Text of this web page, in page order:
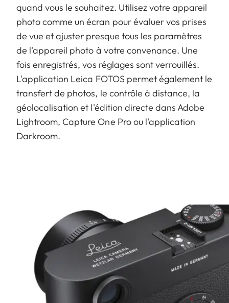
quand vous le souhaitez. Utilisez votre appareil
photo comme un écran pour évaluer vos prises
de vue et ajuster presque tous les paramètres
de l'appareil photo à votre convenance. Une
fois enregistrés, vos réglages sont verrouillés.
L'application Leica FOTOS permet également le
transfert de photos, le contrôle à distance, la
géolocalisation et l'édition directe dans Adobe
Lightroom, Capture One Pro ou l'application
Darkroom.